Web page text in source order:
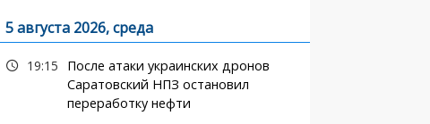
5 августа 2026, среда
19:15
После атаки украинских дронов
Саратовский НПЗ остановил
переработку нефти